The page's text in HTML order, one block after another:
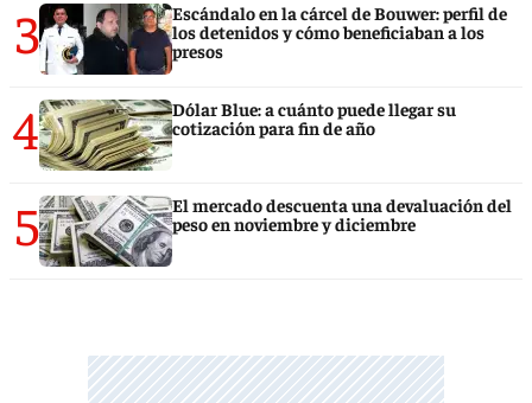
3
Escándalo en la cárcel de Bouwer: perfil de
los detenidos y cómo beneficiaban a los
presos
4
Dólar Blue: a cuánto puede llegar su
cotización para fin de año
5
El mercado descuenta una devaluación del
peso en noviembre y diciembre